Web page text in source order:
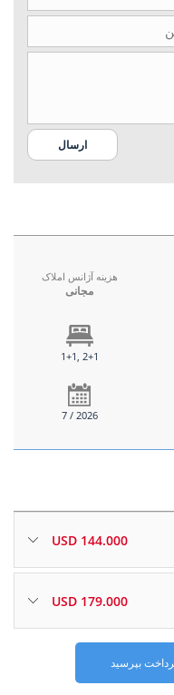
هزینه آژانس املاک
مجانی
1+1, 2+1
7 / 2026
144.000 USD
179.000 USD
بپرسید